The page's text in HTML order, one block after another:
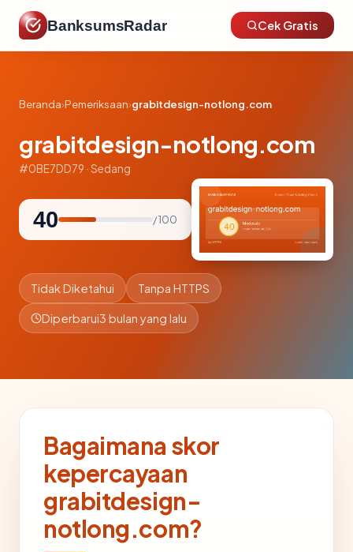
BanksumsRadar Cek Gratis
Beranda›Pemeriksaan›grabitdesign-notlong.com
grabitdesign-notlong.com
#0BE7DD79 · Sedang
40 / 100
Tidak Diketahui Tanpa HTTPS
Diperbarui3 bulan yang lalu
Bagaimana skor
kepercayaan
grabitdesign-
notlong.com?